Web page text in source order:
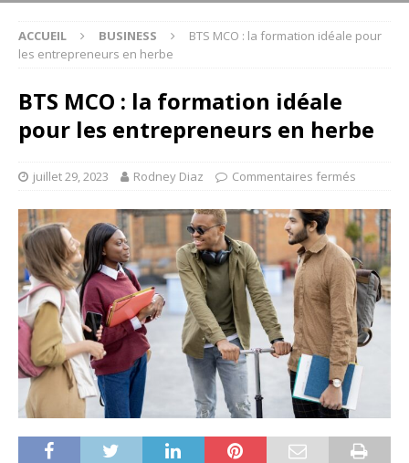
ACCUEIL BUSINESS
BTS MCO : la formation idéale pour
les entrepreneurs en herbe
BTS MCO : la formation idéale
pour les entrepreneurs en herbe
juillet 29, 2023 Rodney Diaz Commentaires fermés